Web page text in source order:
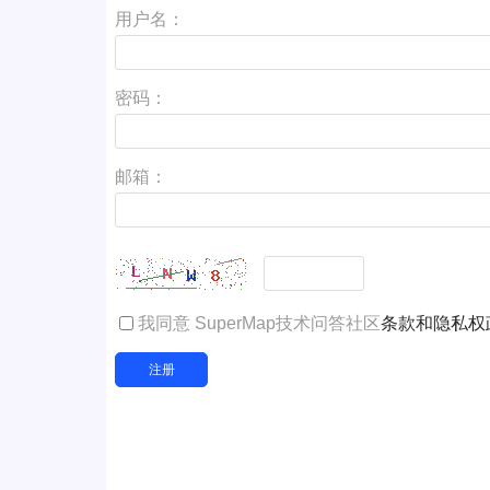
用户名：
密码：
邮箱：
我同意 SuperMap技术问答社区条款和隐私权